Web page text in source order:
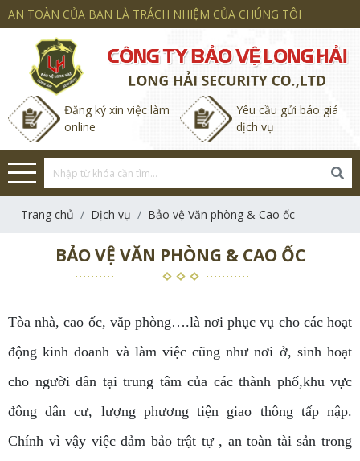
AN TOÀN CỦA BẠN LÀ TRÁCH NHIỆM CỦA CHÚNG TÔI
Đăng ký xin việc làm
online
Yêu cầu gửi báo giá
dịch vụ
Trang chủ Dịch vụ Bảo vệ Văn phòng & Cao ốc
BẢO VỆ VĂN PHÒNG & CAO ỐC
Tòa nhà, cao ốc, văp phòng….là nơi phục vụ cho các hoạt
động kinh doanh và làm việc cũng như nơi ở, sinh hoạt
cho người dân tại trung tâm của các thành phố,khu vực
đông dân cư, lượng phương tiện giao thông tấp nập.
Chính vì vậy việc đảm bảo trật tự , an toàn tài sản trong